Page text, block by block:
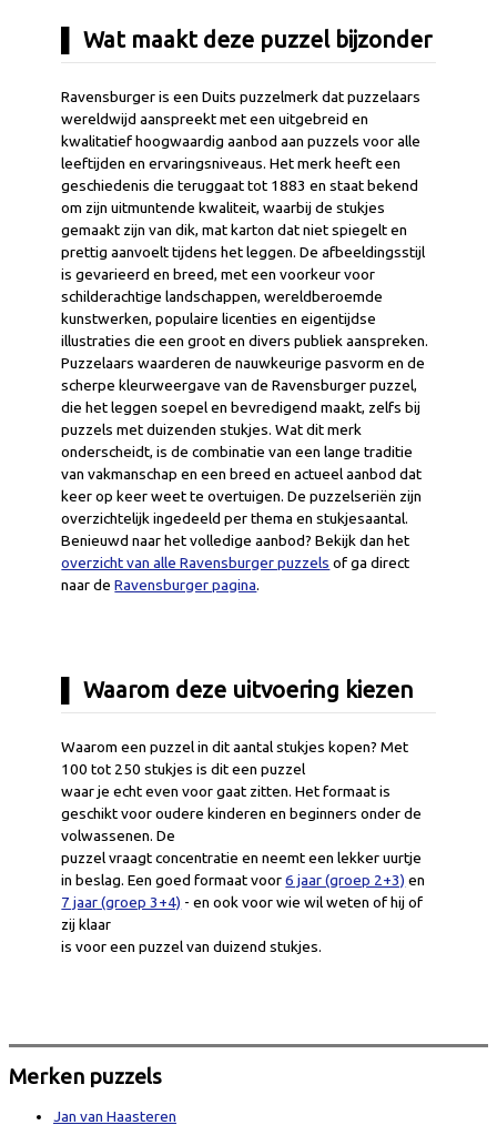
Wat maakt deze puzzel bijzonder
Ravensburger is een Duits puzzelmerk dat puzzelaars
wereldwijd aanspreekt met een uitgebreid en
kwalitatief hoogwaardig aanbod aan puzzels voor alle
leeftijden en ervaringsniveaus. Het merk heeft een
geschiedenis die teruggaat tot 1883 en staat bekend
om zijn uitmuntende kwaliteit, waarbij de stukjes
gemaakt zijn van dik, mat karton dat niet spiegelt en
prettig aanvoelt tijdens het leggen. De afbeeldingsstijl
is gevarieerd en breed, met een voorkeur voor
schilderachtige landschappen, wereldberoemde
kunstwerken, populaire licenties en eigentijdse
illustraties die een groot en divers publiek aanspreken.
Puzzelaars waarderen de nauwkeurige pasvorm en de
scherpe kleurweergave van de Ravensburger puzzel,
die het leggen soepel en bevredigend maakt, zelfs bij
puzzels met duizenden stukjes. Wat dit merk
onderscheidt, is de combinatie van een lange traditie
van vakmanschap en een breed en actueel aanbod dat
keer op keer weet te overtuigen. De puzzelseriën zijn
overzichtelijk ingedeeld per thema en stukjesaantal.
Benieuwd naar het volledige aanbod? Bekijk dan het
overzicht van alle Ravensburger puzzels of ga direct
naar deRavensburger pagina.
Waarom deze uitvoering kiezen
Waarom een puzzel in dit aantal stukjes kopen? Met
100 tot 250 stukjes is dit een puzzel
waar je echt even voor gaat zitten. Het formaat is
geschikt voor oudere kinderen en beginners onder de
volwassenen. De
puzzel vraagt concentratie en neemt een lekker uurtje
in beslag. Een goed formaat voor6 jaar (groep 2+3) en
7 jaar (groep 3+4) - en ook voor wie wil weten of hij of
zij klaar
is voor een puzzel van duizend stukjes.
Merken puzzels
Jan van Haasteren